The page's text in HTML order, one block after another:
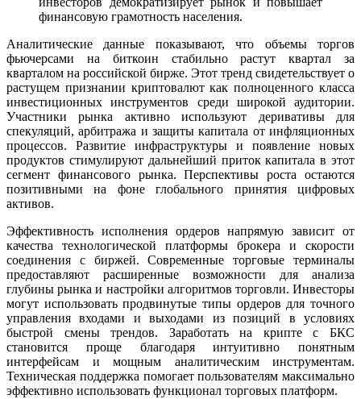
финансовую грамотность населения.
Аналитические данные показывают, что объемы торгов
фьючерсами на биткоин стабильно растут квартал за
кварталом на российской бирже. Этот тренд свидетельствует о
растущем признании криптовалют как полноценного класса
инвестиционных инструментов среди широкой аудитории.
Участники рынка активно используют деривативы для
спекуляций, арбитража и защиты капитала от инфляционных
процессов. Развитие инфраструктуры и появление новых
продуктов стимулируют дальнейший приток капитала в этот
сегмент финансового рынка. Перспективы роста остаются
позитивными на фоне глобального принятия цифровых
активов.
Эффективность исполнения ордеров напрямую зависит от
качества технологической платформы брокера и скорости
соединения с биржей. Современные торговые терминалы
предоставляют расширенные возможности для анализа
глубины рынка и настройки алгоритмов торговли. Инвесторы
могут использовать продвинутые типы ордеров для точного
управления входами и выходами из позиций в условиях
быстрой смены трендов. Заработать на крипте с БКС
становится проще благодаря интуитивно понятным
интерфейсам и мощным аналитическим инструментам.
Техническая поддержка помогает пользователям максимально
эффективно использовать функционал торговых платформ.